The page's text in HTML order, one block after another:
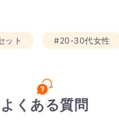
ット #20-30代女性
よくある質問